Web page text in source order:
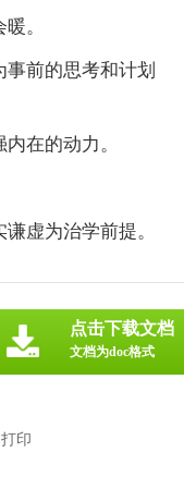
。
前的思考和计划
在的动力。
虚为治学前提。
印
点击下载文档
文档为doc格式